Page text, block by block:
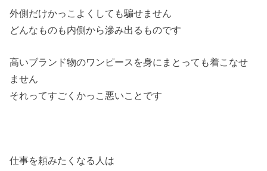
外側だけかっこよくしても騙せません
どんなものも内側から滲み出るものです
高いブランド物のワンピースを身にまとっても着こなせ
ません
それってすごくかっこ悪いことです
仕事を頼みたくなる人は